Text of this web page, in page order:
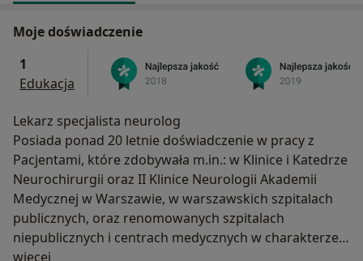
Moje doświadczenie
1
Edukacja
Lekarz specjalista neurolog
Posiada ponad 20 letnie doświadczenie w pracy z
Pacjentami, które zdobywała m.in.: w Klinice i Katedrze
Neurochirurgii oraz II Klinice Neurologii Akademii
Medycznej w Warszawie, w warszawskich szpitalach
publicznych, oraz renomowanych szpitalach
niepublicznych i centrach medycznych w charakterze
konsultanta neurologa.
więcej